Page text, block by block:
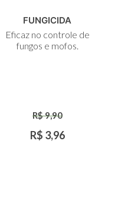
Carrinho
FUNGICIDA
Eficaz no controle de
fungos e mofos.
R$ 9,90
R$ 3,96